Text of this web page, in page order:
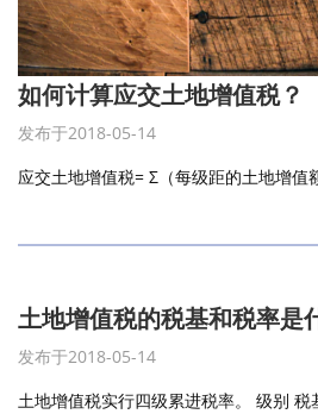
如何计算应交土地增值税？
发布于2018-05-14
应交土地增值税= Σ（每级距的土地增值
土地增值税的税基和税率是
发布于2018-05-14
土地增值税实行四级累进税率。 级别